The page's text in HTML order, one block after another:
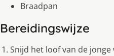
Braadpan
Bereidingswijze
Snijd het loof van de